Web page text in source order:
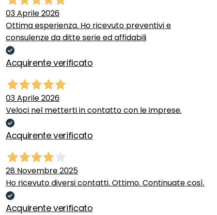
03 Aprile 2026
Ottima esperienza. Ho ricevuto preventivi e
consulenze da ditte serie ed affidabili
Acquirente verificato
03 Aprile 2026
Veloci nel metterti in contatto con le imprese.
Acquirente verificato
28 Novembre 2025
Ho ricevuto diversi contatti. Ottimo. Continuate così.
Acquirente verificato